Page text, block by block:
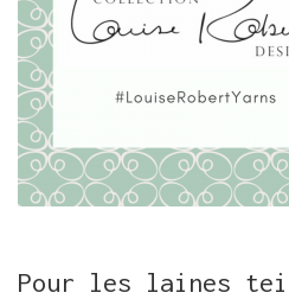
Pour les laines